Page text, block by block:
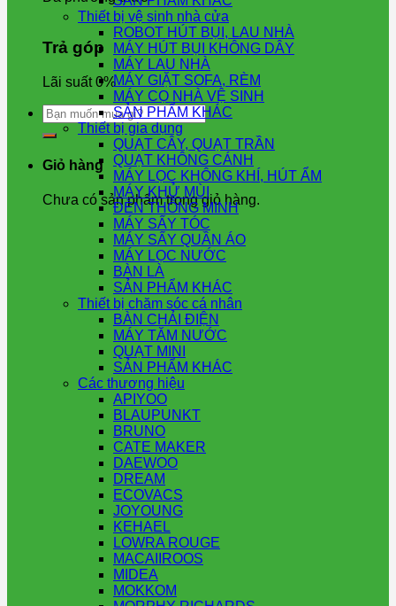
Trả góp
Lãi suất 0%
Tìm
kiếm:
Giỏ hàng
Chưa có sản phẩm trong giỏ hàng.
Thiết bị vệ sinh nhà cửa
ROBOT HÚT BỤI, LAU NHÀ
MÁY HÚT BỤI KHÔNG DÂY
MÁY LAU NHÀ
MÁY GIẶT SOFA, RÈM
MÁY CỌ NHÀ VỆ SINH
SẢN PHẨM KHÁC
Thiết bị gia dụng
QUẠT CÂY, QUẠT TRẦN
QUẠT KHÔNG CÁNH
MÁY LỌC KHÔNG KHÍ, HÚT ẨM
MÁY KHỬ MÙI
ĐÈN THÔNG MINH
MÁY SẤY TÓC
MÁY SẤY QUẦN ÁO
MÁY LỌC NƯỚC
BÀN LÀ
SẢN PHẨM KHÁC
Thiết bị chăm sóc cá nhân
BÀN CHẢI ĐIỆN
MÁY TĂM NƯỚC
QUẠT MINI
SẢN PHẨM KHÁC
Các thương hiệu
APIYOO
BLAUPUNKT
BRUNO
CATE MAKER
DAEWOO
DREAM
ECOVACS
JOYOUNG
KEHAEL
LOWRA ROUGE
MACAIIROOS
MIDEA
MOKKOM